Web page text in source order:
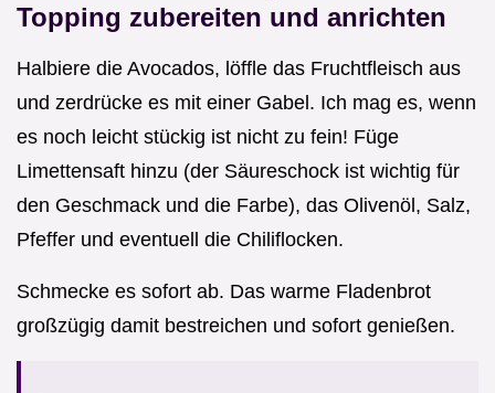
Topping zubereiten und anrichten
Halbiere die Avocados, löffle das Fruchtfleisch aus
und zerdrücke es mit einer Gabel. Ich mag es, wenn
es noch leicht stückig ist nicht zu fein! Füge
Limettensaft hinzu (der Säureschock ist wichtig für
den Geschmack und die Farbe), das Olivenöl, Salz,
Pfeffer und eventuell die Chiliflocken.
Schmecke es sofort ab. Das warme Fladenbrot
großzügig damit bestreichen und sofort genießen.